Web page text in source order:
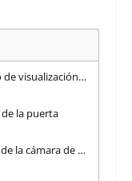
Nordpeis Quadro Exclusive vidrio de visualización a la derecha
la puerta
Nordpeis Quadro Exclusive forro de la cámara de combustión